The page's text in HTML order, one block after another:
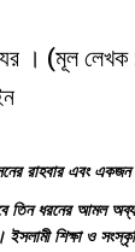
। (মূল
রাহবার এবং একজন
ধরনের আমল
শিক্ষা ও